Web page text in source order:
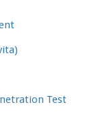
Test